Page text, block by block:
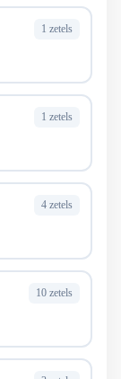
1 zetels
1 zetels
4 zetels
10 zetels